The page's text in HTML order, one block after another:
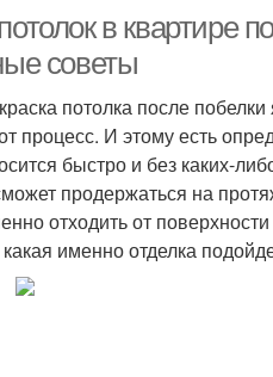
в квартире
советы
потолка после
процесс. И этому есть
быстро и без каких-
продержаться на
отходить от
именно отделка